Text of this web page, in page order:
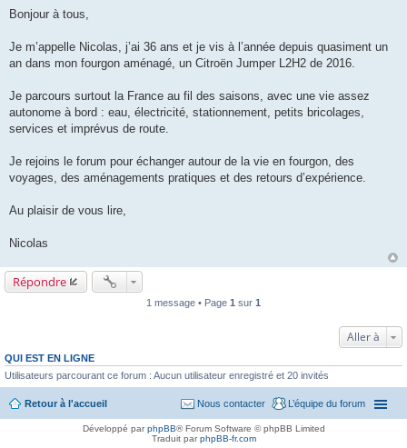
s
g
e
Bonjour à tous,
Je m’appelle Nicolas, j’ai 36 ans et je vis à l’année depuis quasiment un
an dans mon fourgon aménagé, un Citroën Jumper L2H2 de 2016.
Je parcours surtout la France au fil des saisons, avec une vie assez
autonome à bord : eau, électricité, stationnement, petits bricolages,
services et imprévus de route.
Je rejoins le forum pour échanger autour de la vie en fourgon, des
voyages, des aménagements pratiques et des retours d’expérience.
Au plaisir de vous lire,
Nicolas
Répondre
1 message • Page 1 sur 1
Aller à
QUI EST EN LIGNE
Utilisateurs parcourant ce forum : Aucun utilisateur enregistré et 20 invités
Retour à l'accueil L’équipe du forum
Nous contacter
Développé parphpBB® Forum Software © phpBB Limited
Traduit parphpBB-fr.com